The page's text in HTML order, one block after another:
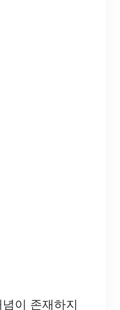
이 존재하지